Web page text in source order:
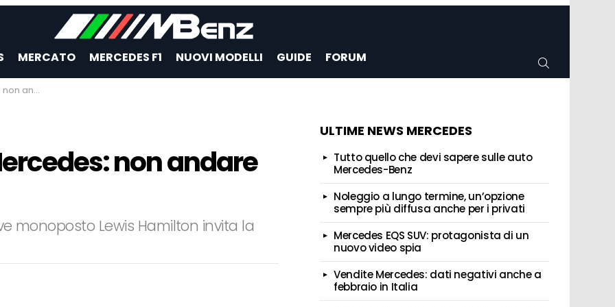
MERCATO MERCEDES F1 NUOVI MODELLI GUIDE FORUM
i limiti
non andare
monoposto Lewis Hamilton invita la
ULTIME NEWS MERCEDES
Tutto quello che devi sapere sulle auto
Mercedes-Benz
Noleggio a lungo termine, un’opzione
sempre più diffusa anche per i privati
Mercedes EQS SUV: protagonista di un
nuovo video spia
Vendite Mercedes: dati negativi anche a
febbraio in Italia